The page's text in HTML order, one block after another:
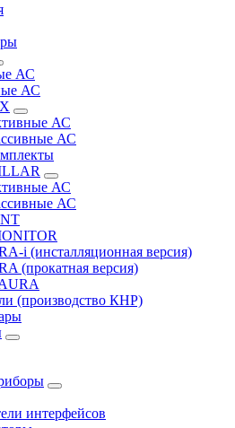
АС
АС
АС
АС
АС
АС
i (инсталляционная версия)
(прокатная версия)
(производство КНР)
интерфейсов